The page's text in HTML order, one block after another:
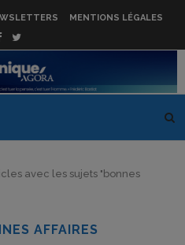
MENTIONS LÉGALES
avec les sujets "bonnes
AFFAIRES